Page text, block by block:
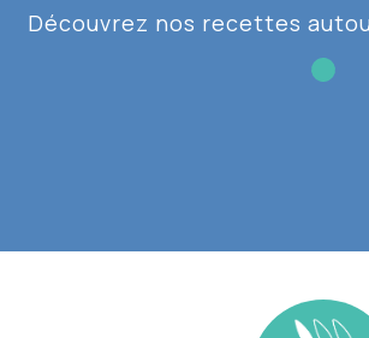
Découvrez nos recettes